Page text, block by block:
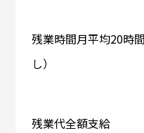
残業時間月平均20時
し）
残業代全額支給